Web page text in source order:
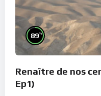
89%
Renaître de nos
Ep1)